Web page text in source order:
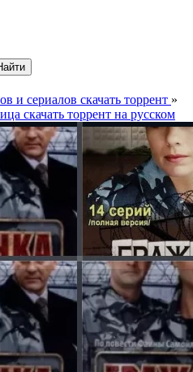
и сериалов скачать торрент »
скачать торрент на русском